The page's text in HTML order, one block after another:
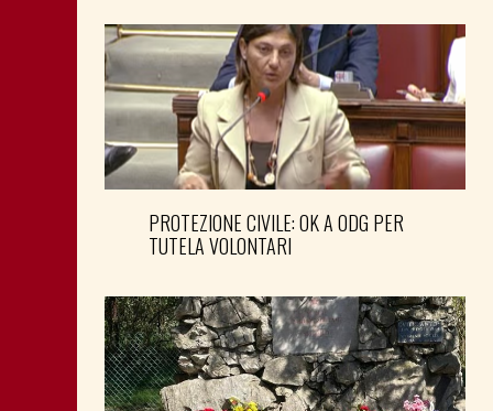
PROTEZIONE CIVILE: OK A ODG PER
TUTELA VOLONTARI